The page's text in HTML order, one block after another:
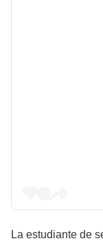
La estudiante de